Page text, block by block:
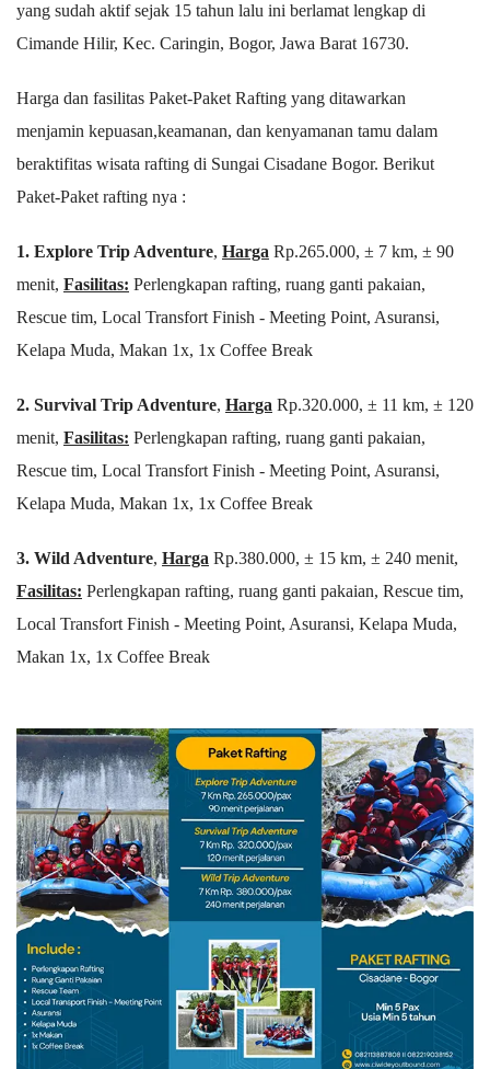
yang sudah aktif sejak 15 tahun lalu ini berlamat lengkap di
Cimande Hilir, Kec. Caringin, Bogor, Jawa Barat 16730.
Harga dan fasilitas Paket-Paket Rafting yang ditawarkan
menjamin kepuasan,keamanan, dan kenyamanan tamu dalam
beraktifitas wisata rafting di Sungai Cisadane Bogor. Berikut
Paket-Paket rafting nya :
1. Explore Trip Adventure, Harga Rp.265.000, ± 7 km, ± 90
menit, Fasilitas: Perlengkapan rafting, ruang ganti pakaian,
Rescue tim, Local Transfort Finish - Meeting Point, Asuransi,
Kelapa Muda, Makan 1x, 1x Coffee Break
2. Survival Trip Adventure, Harga Rp.320.000, ± 11 km, ± 120
menit, Fasilitas: Perlengkapan rafting, ruang ganti pakaian,
Rescue tim, Local Transfort Finish - Meeting Point, Asuransi,
Kelapa Muda, Makan 1x, 1x Coffee Break
3. Wild Adventure, Harga Rp.380.000, ± 15 km, ± 240 menit,
Fasilitas: Perlengkapan rafting, ruang ganti pakaian, Rescue tim,
Local Transfort Finish - Meeting Point, Asuransi, Kelapa Muda,
Makan 1x, 1x Coffee Break